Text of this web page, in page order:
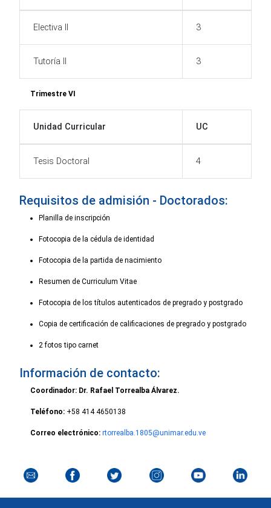
Electiva II 3
Tutoría II 3
Trimestre VI
Unidad Curricular UC
Tesis Doctoral 4
Requisitos de admisión - Doctorados:
Planilla de inscripción
Fotocopia de la cédula de identidad
Fotocopia de la partida de nacimiento
Resumen de Curriculum Vitae
Fotocopia de los títulos autenticados de pregrado y postgrado
Copia de certificación de calificaciones de pregrado y postgrado
2 fotos tipo carnet
Información de contacto:
Coordinador: Dr. Rafael Torrealba Álvarez.
Teléfono: +58 414 4650138
Correo electrónico: rtorrealba.1805@unimar.edu.ve